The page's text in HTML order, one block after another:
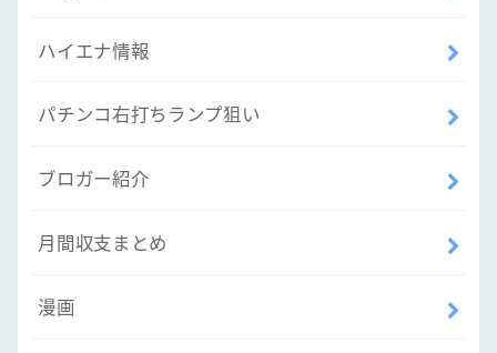
ハイエナ情報
パチンコ右打ちランプ狙い
ブロガー紹介
月間収支まとめ
漫画